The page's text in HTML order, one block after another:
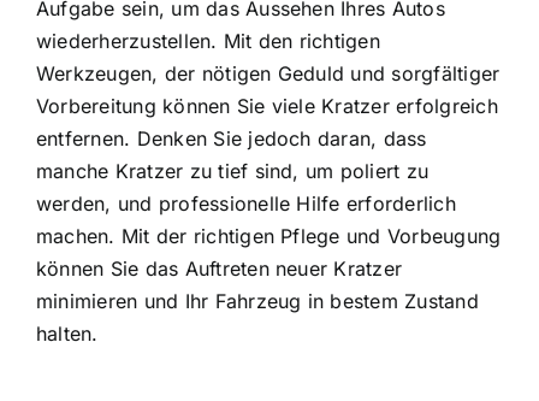
Aufgabe sein, um das Aussehen Ihres Autos
wiederherzustellen. Mit den richtigen
Werkzeugen, der nötigen Geduld und sorgfältiger
Vorbereitung können Sie viele Kratzer erfolgreich
entfernen. Denken Sie jedoch daran, dass
manche Kratzer zu tief sind, um poliert zu
werden, und professionelle Hilfe erforderlich
machen. Mit der richtigen Pflege und Vorbeugung
können Sie das Auftreten neuer Kratzer
minimieren und Ihr Fahrzeug in bestem Zustand
halten.